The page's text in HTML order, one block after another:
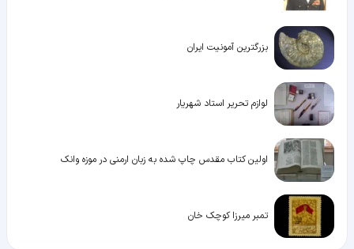
بزرگترین آمونیت ایران
لوازم تحریر استاد شهریار
اولین کتاب مقدس چاپ شده به زبان ارمنی در موزه وانک
تمبر میرزا کوچک خان